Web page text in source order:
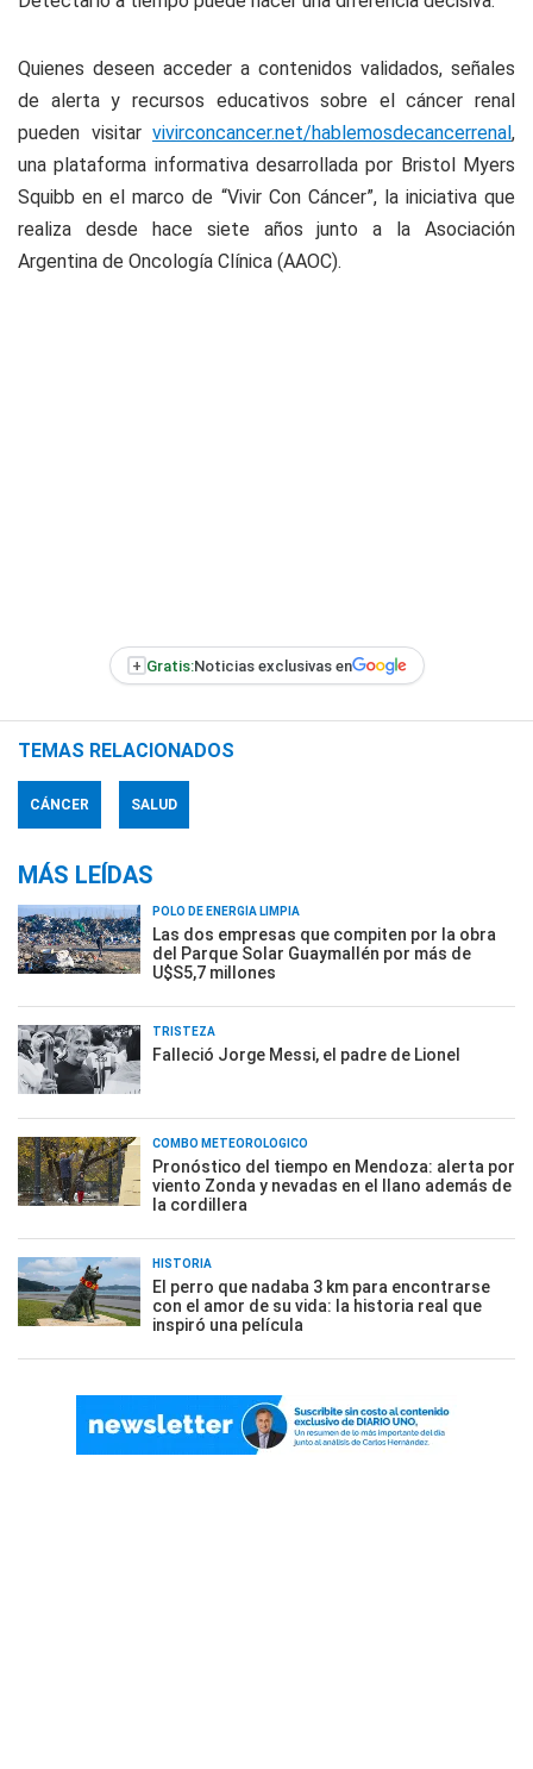
Quienes deseen acceder a contenidos validados, señales
de alerta y recursos educativos sobre el cáncer renal
pueden visitar vivirconcancer.net/hablemosdecancerrenal,
una plataforma informativa desarrollada por Bristol Myers
Squibb en el marco de “Vivir Con Cáncer”, la iniciativa que
realiza desde hace siete años junto a la Asociación
Argentina de Oncología Clínica (AAOC).
+ Gratis:Noticias exclusivas en
TEMAS RELACIONADOS
CÁNCER SALUD
MÁS LEÍDAS
POLO DE ENERGÍA LIMPIA
Las dos empresas que compiten por la obra
del Parque Solar Guaymallén por más de
U$S5,7 millones
TRISTEZA
Falleció Jorge Messi, el padre de Lionel
COMBO METEOROLÓGICO
Pronóstico del tiempo en Mendoza: alerta por
viento Zonda y nevadas en el llano además de
la cordillera
HISTORIA
El perro que nadaba 3 km para encontrarse
con el amor de su vida: la historia real que
inspiró una película